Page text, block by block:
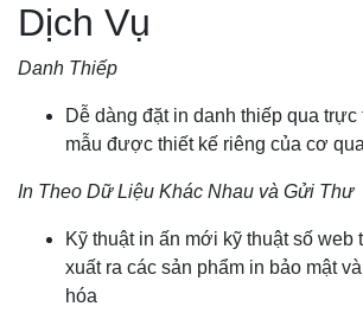
Dịch Vụ
Danh Thiếp
Dễ dàng đặt in danh thiếp qua
mẫu được thiết kế riêng của cơ
In Theo Dữ Liệu Khác Nhau và Gửi Thư
Kỹ thuật in ấn mới kỹ thuật số web
xuất ra các sản phẩm in bảo mật
hóa